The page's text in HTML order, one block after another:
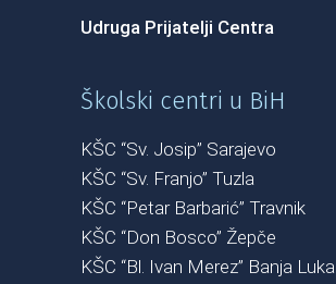
Udruga Prijatelji Centra
Školski centri u BiH
KŠC “Sv. Josip” Sarajevo
KŠC “Sv. Franjo” Tuzla
KŠC “Petar Barbarić” Travnik
KŠC “Don Bosco” Žepče
KŠC “Bl. Ivan Merez” Banja Luka